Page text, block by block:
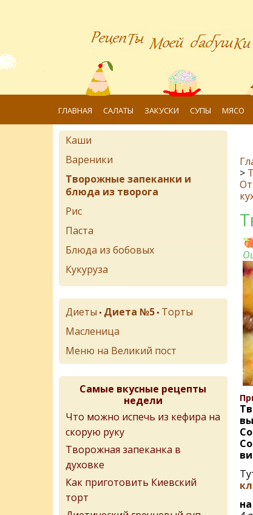
ГЛАВНАЯ САЛАТЫ ЗАКУСКИ СУПЫ МЯСО
>
Каши
Вареники
Творожные запеканки и
блюда из творога
Рис
Паста
Блюда из бобовых
Кукуруза
Диеты • Диета №5 • Торты
Масленица
Меню на Великий пост
Самые вкусные рецепты
недели
Что можно испечь из кефира на
скорую руку
Творожная запеканка в
духовке
Как приготовить Киевский
торт